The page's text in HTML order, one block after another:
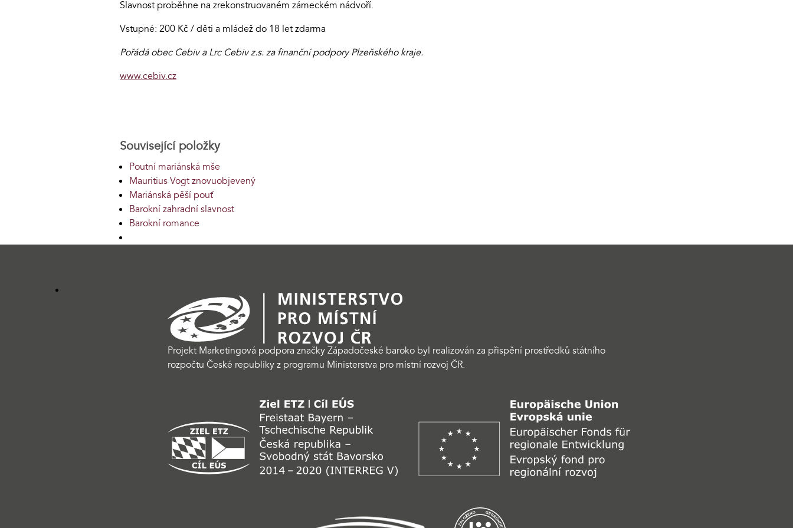
Slavnost proběhne na zrekonstruovaném zámeckém nádvoří.
Vstupné: 200 Kč / děti a mládež do 18 let zdarma
Pořádá obec Cebiv a Lrc Cebiv z.s. za finanční podpory Plzeňského kraje.
www.cebiv.cz
Související položky
Poutní mariánská mše
Mauritius Vogt znovuobjevený
Mariánská pěší pouť
Barokní zahradní slavnost
Barokní romance
Projekt Marketingová podpora značky Západočeské baroko byl realizován za přispění prostředků státního
rozpočtu České republiky z programu Ministerstva pro místní rozvoj ČR.